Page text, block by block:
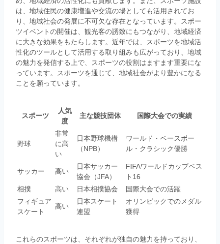
は、地域住民の健康増進や交流の場としても活用されてお
り、地域社会の発展に不可欠な存在となっています。スポー
ツイベントの開催は、観光客の誘致にもつながり、地域経済
に大きな効果をもたらします。近年では、スポーツを地域活
性化のツールとして活用する取り組みも広がっており、地域
の魅力を発信する上で、スポーツの役割はますます重要にな
っています。スポーツを通じて、地域社会がより豊かになる
ことを願っています。
スポーツ
人気
度
主な競技団体 国際大会での実績
野球
非常
に高
い
日本野球機構
（NPB）
ワールド・ベースボー
ル・クラシック優勝
サッカー 高い
日本サッカー
協会（JFA）
FIFAワールドカップベス
ト16
相撲
高い 日本相撲協会
国際大会での活躍
フィギュア
スケート
高い
日本スケート
連盟
オリンピックでのメダル
獲得
これらのスポーツは、それぞれが独自の魅力を持っており、